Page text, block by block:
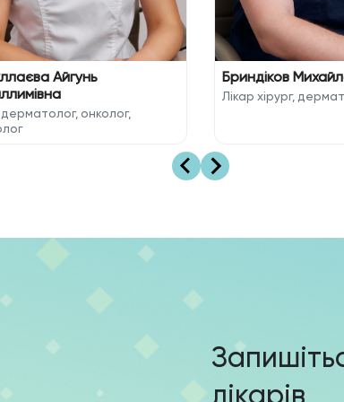
Айгунь
дерматолог, онколог,
Бриндіков
Лікар хірург,
лікарів